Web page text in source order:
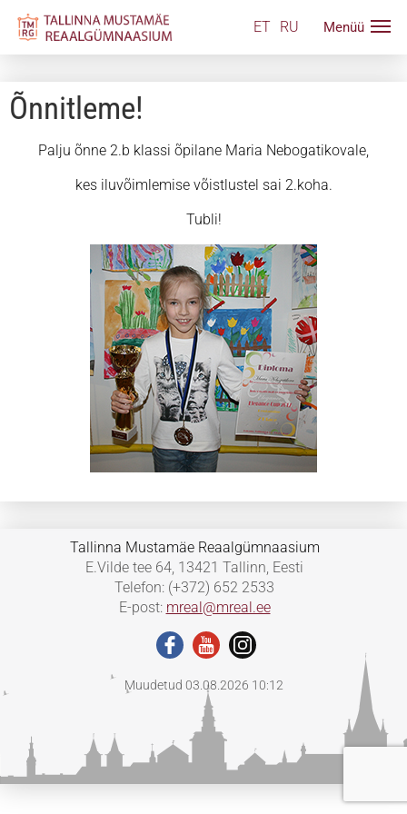
ET RU
Õnnitleme!
Palju õnne 2.b klassi õpilane Maria Nebogatikovale,
kes iluvõimlemise võistlustel sai 2.koha.
Tubli!
Tallinna Mustamäe Reaalgümnaasium
E.Vilde tee 64, 13421 Tallinn, Eesti
Telefon: (+372) 652 2533
E-post: mreal@mreal.ee
Muudetud 03.08.2026 10:12